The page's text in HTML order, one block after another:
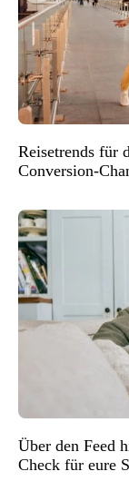
Reisetrends für
Conversion-
Über den Feed
Check für eure